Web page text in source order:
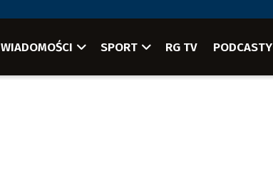
WIADOMOŚCI SPORT RG TV PODCASTY